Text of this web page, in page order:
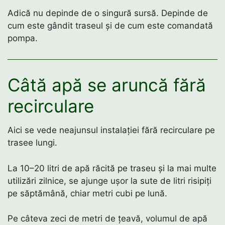
Adică nu depinde de o singură sursă. Depinde de
cum este gândit traseul și de cum este comandată
pompa.
Câtă apă se aruncă fără
recirculare
Aici se vede neajunsul instalației fără recirculare pe
trasee lungi.
La 10–20 litri de apă răcită pe traseu și la mai multe
utilizări zilnice, se ajunge ușor la sute de litri risipiți
pe săptămână, chiar metri cubi pe lună.
Pe câteva zeci de metri de țeavă, volumul de apă